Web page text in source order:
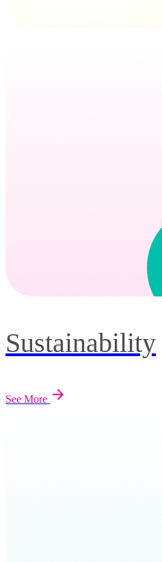
Sustainability
See More